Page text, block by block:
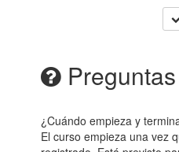
¿Cuándo empieza y
El curso empieza una vez